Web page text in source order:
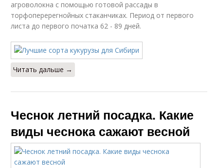
агроволокна с помощью готовой рассады в
торфоперерегнойных стаканчиках. Период от первого
листа до первого початка 62 - 89 дней.
Читать дальше →
Чеснок летний посадка. Какие
виды чеснока сажают весной